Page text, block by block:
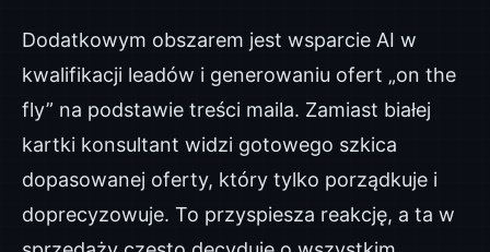
Dodatkowym obszarem jest wsparcie AI w
kwalifikacji leadów i generowaniu ofert „on the
fly” na podstawie treści maila. Zamiast białej
kartki konsultant widzi gotowego szkica
dopasowanej oferty, który tylko porządkuje i
doprecyzowuje. To przyspiesza reakcję, a ta w